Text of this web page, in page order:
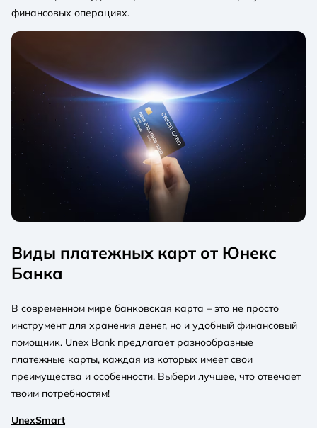
финансовых операциях.
Виды платежных карт от Юнекс
Банка
В современном мире банковская карта – это не просто
инструмент для хранения денег, но и удобный финансовый
помощник. Unex Bank предлагает разнообразные
платежные карты, каждая из которых имеет свои
преимущества и особенности. Выбери лучшее, что отвечает
твоим потребностям!
UnexSmart